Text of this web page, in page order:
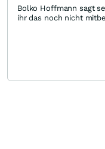
Bolko Hoffmann sagt
ihr das noch nicht